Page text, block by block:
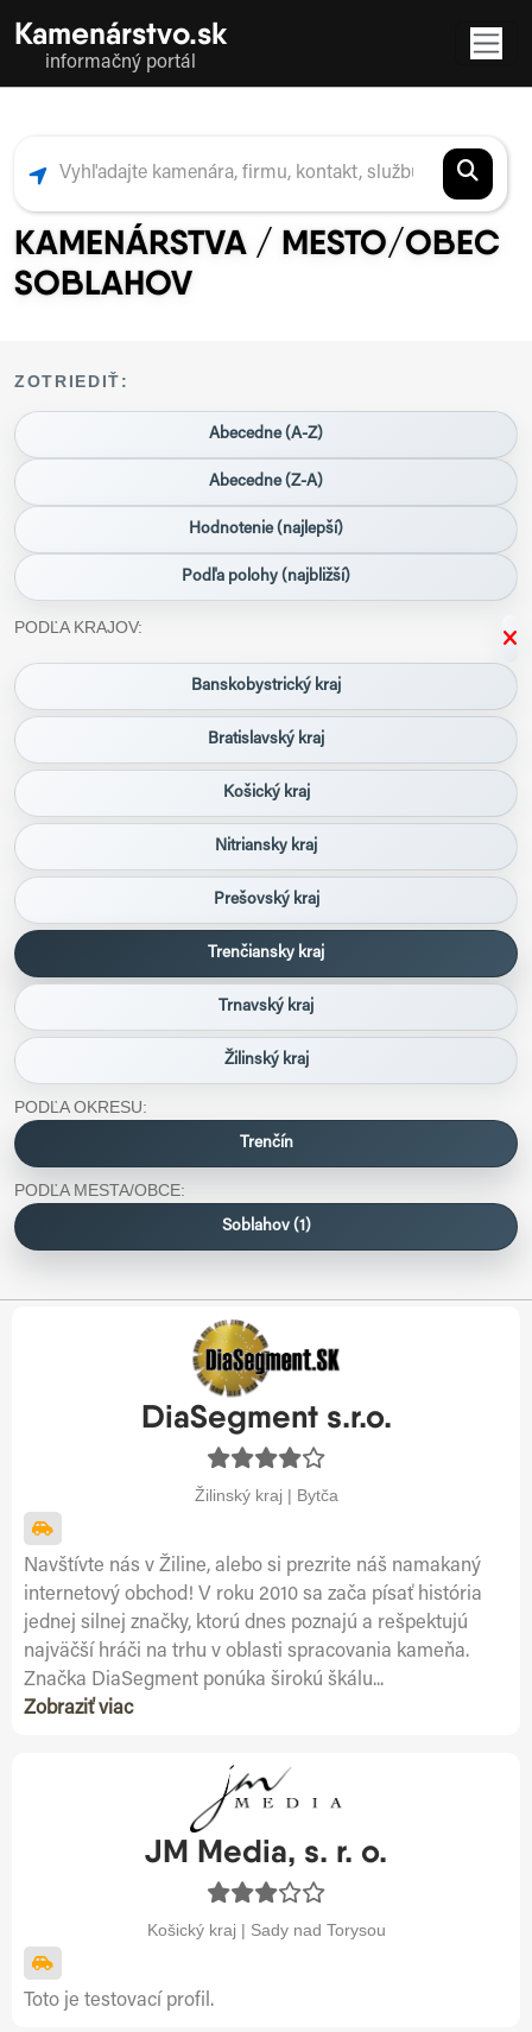
Kamenárstvo.sk
informačný portál
KAMENÁRSTVA / MESTO/OBEC
SOBLAHOV
ZOTRIEDIŤ:
Abecedne (A-Z)
Abecedne (Z-A)
Hodnotenie (najlepší)
Podľa polohy (najbližší)
PODĽA KRAJOV:
Banskobystrický kraj
Bratislavský kraj
Košický kraj
Nitriansky kraj
Prešovský kraj
Trenčiansky kraj
Trnavský kraj
Žilinský kraj
PODĽA OKRESU:
Trenčín
PODĽA MESTA/OBCE:
Soblahov (1)
DiaSegment s.r.o.
Žilinský kraj | Bytča
Navštívte nás v Žiline, alebo si prezrite náš namakaný
internetový obchod! V roku 2010 sa zača písať história
jednej silnej značky, ktorú dnes poznajú a rešpektujú
najväčší hráči na trhu v oblasti spracovania kameňa.
Značka DiaSegment ponúka širokú škálu...
Zobraziť viac
JM Media, s. r. o.
Košický kraj | Sady nad Torysou
Toto je testovací profil.